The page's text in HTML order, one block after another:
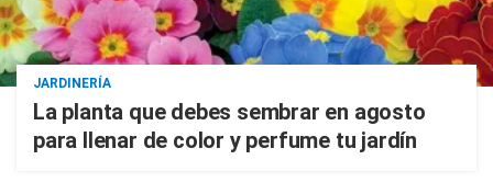
JARDINERÍA
La planta que debes sembrar en agosto
para llenar de color y perfume tu jardín